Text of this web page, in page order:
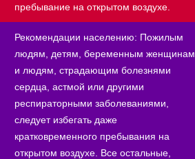
пребывание на открытом воздухе.
Рекомендации населению: Пожилым
людям, детям, беременным женщинам
и людям, страдающим болезнями
сердца, астмой или другими
респираторными заболеваниями,
следует избегать даже
кратковременного пребывания на
открытом воздухе. Все остальные,